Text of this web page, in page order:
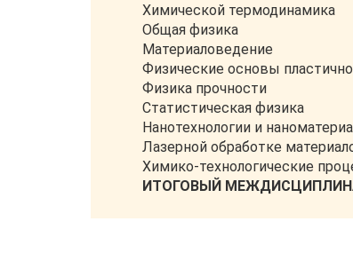
Химической термодинамика
Общая физика
Материаловедение
Физические основы
Физика прочности
Статистическая физика
Нанотехнологии и
Лазерной обработке
Химико-технологические
ИТОГОВЫЙ